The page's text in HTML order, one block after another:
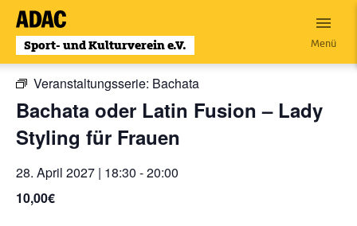
Zum
Inhalt
wechseln
Menü
« Alle Veranstaltungen
Veranstaltungsserie: Bachata
Bachata oder Latin Fusion – Lady
Styling für Frauen
28. April 2027 | 18:30 -20:00
10,00€